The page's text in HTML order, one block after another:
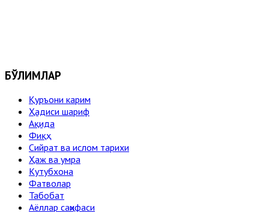
БЎЛИМЛАР
Қуръони карим
Ҳадиси шариф
Ақида
Фиқҳ
Сийрат ва ислом тарихи
Ҳаж ва умра
Кутубхона
Фатволар
Табобат
Аёллар саҳифаси